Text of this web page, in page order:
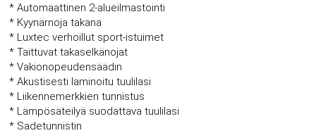
* Automaattinen 2-alueilmastointi
* Kyynärnoja takana
* Luxtec verhoillut sport-istuimet
* Taittuvat takaselkänojat
* Vakionopeudensäädin
* Akustisesti laminoitu tuulilasi
* Liikennemerkkien tunnistus
* Lämpösäteilyä suodattava tuulilasi
* Sadetunnistin